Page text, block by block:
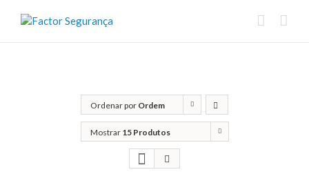
Ordenar por Ordem
predefinida
Mostrar 15 Produtos